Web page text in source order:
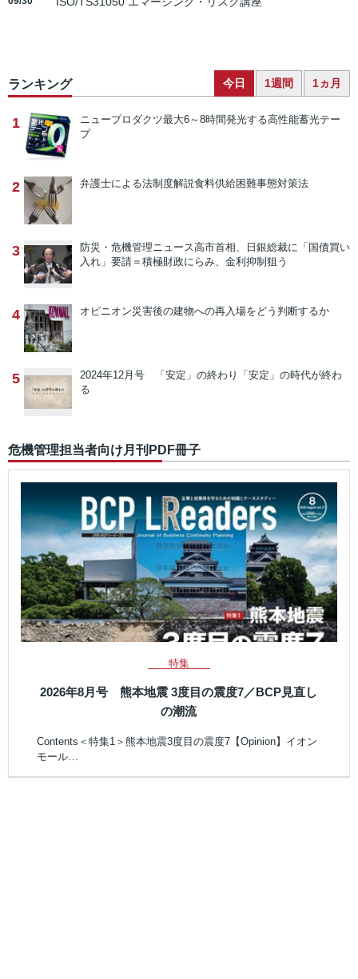
ランキング 今日 1週間 1ヵ月
1 ニュープロダクツ最大6～8時間発光する高性能蓄光テー
プ
2 弁護士による法制度解説食料供給困難事態対策法
3 防災・危機管理ニュース高市首相、日銀総裁に「国債買い
入れ」要請＝積極財政にらみ、金利抑制狙う
4 オピニオン災害後の建物への再入場をどう判断するか
5 2024年12月号 「安定」の終わり
「安定」の時代が終わ
る
危機管理担当者向け月刊PDF冊子
特集
2026年8月号 熊本地震 3度目の震度7／BCP見直し
の潮流
Contents＜特集1＞熊本地震3度目の震度7【Opinion】イオン
モール…